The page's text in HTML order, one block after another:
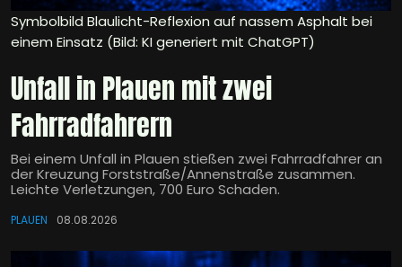
Symbolbild Blaulicht-Reflexion auf nassem Asphalt bei
einem Einsatz (Bild: KI generiert mit ChatGPT)
Unfall in Plauen mit zwei
Fahrradfahrern
Bei einem Unfall in Plauen stießen zwei Fahrradfahrer an
der Kreuzung Forststraße/Annenstraße zusammen.
Leichte Verletzungen, 700 Euro Schaden.
PLAUEN 08.08.2026